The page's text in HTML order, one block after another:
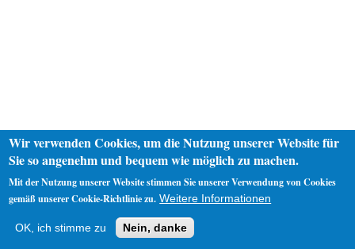
Impressum
Wir verwenden Cookies, um die Nutzung unserer Website für
Sie so angenehm und bequem wie möglich zu machen.
Mit der Nutzung unserer Website stimmen Sie unserer Verwendung von Cookies
gemäß unserer Cookie-Richtlinie zu. Weitere Informationen
OK, ich stimme zu Nein, danke